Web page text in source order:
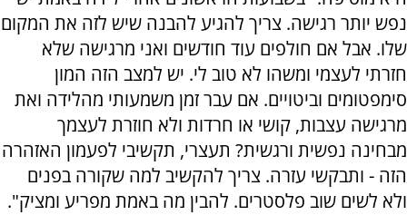
נפש יותר רגישה. צריך להגיע להבנה שיש לזה את המקום
שלו. אבל אם חולפים עוד חודשים ואני מרגישה שלא
חזרתי לעצמי ומשהו לא טוב לי. יש למצב הזה המון
סימפטומים וביטויים. אם עבר זמן משמעותי מהלידה ואת
מרגישה עצבות, קושי או חרדות ולא חוזרת לעצמך
מבחינה נפשית ורגשית? תעצרי, תקשיבי לפעמון האזהרה
הזה - ותבקשי עזרה. צריך להקשיב למה שקורה בפנים
ולא לשים שוב פלסטרים. להבין מה באמת מפריע ומציק".